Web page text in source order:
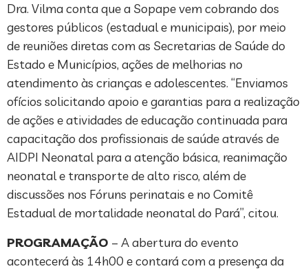
Dra. Vilma conta que a Sopape vem cobrando dos
gestores públicos (estadual e municipais), por meio
de reuniões diretas com as Secretarias de Saúde do
Estado e Municípios, ações de melhorias no
atendimento às crianças e adolescentes. “Enviamos
ofícios solicitando apoio e garantias para a realização
de ações e atividades de educação continuada para
capacitação dos profissionais de saúde através de
AIDPI Neonatal para a atenção básica, reanimação
neonatal e transporte de alto risco, além de
discussões nos Fóruns perinatais e no Comitê
Estadual de mortalidade neonatal do Pará”, citou.
PROGRAMAÇÃO – A abertura do evento
acontecerá às 14h00 e contará com a presença da